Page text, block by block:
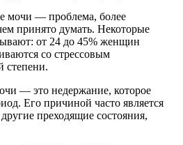
мочи — проблема, более
принято думать. Некоторые
от 24 до 45% женщин
со стрессовым
степени.
— это недержание, которое
Его причиной часто является
преходящие состояния,